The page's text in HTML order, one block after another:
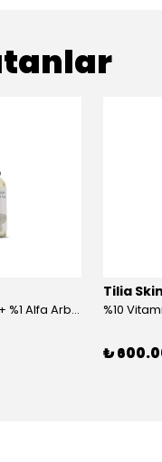
%10 Niasinamide+ %1 Alfa Arbutin Serum
Tilia
₺